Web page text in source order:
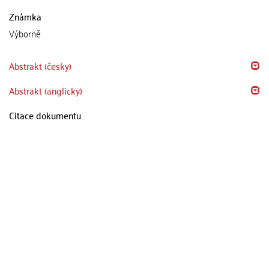
Známka
Výborně
Abstrakt (česky)
Abstrakt (anglicky)
Citace dokumentu